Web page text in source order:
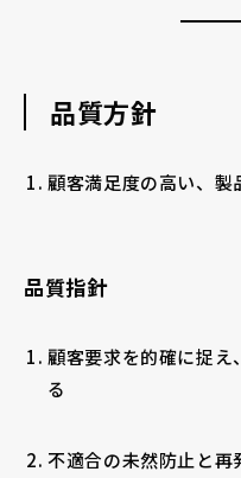
お電話でのお問い合わせ
電
品質方針
顧客満足度の高い、製
品質指針
顧客要求を的確に捉
る
不適合の未然防止と再